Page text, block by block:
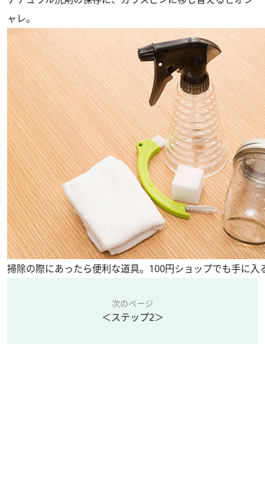
ャレ。
掃除の際にあったら便利な道具。100円ショップでも手に入
次のページ
＜ステップ2＞